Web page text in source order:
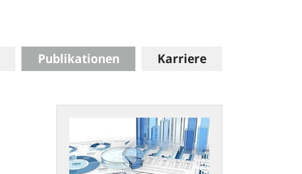
Publikationen Karriere
Neues
Konzept
und